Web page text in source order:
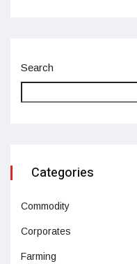
Search
Categories
Commodity
Corporates
Farming